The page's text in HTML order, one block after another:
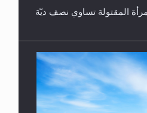
المقتولة تساوي نصف ديّة